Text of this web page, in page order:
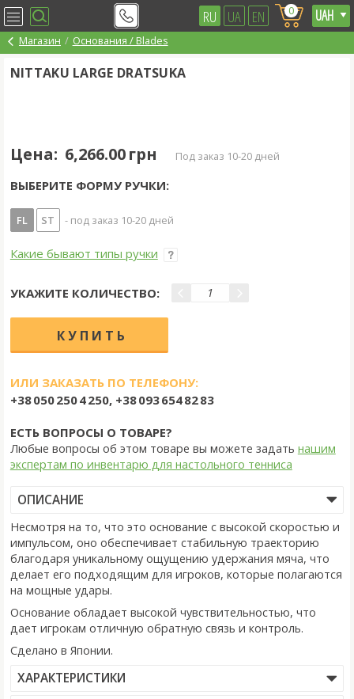
RU UA EN 0
Магазин Основания / Blades
NITTAKU LARGE DRATSUKA
Цена: 6,266.00 грн под заказ 10-20 дней
ВЫБЕРИТЕ ФОРМУ РУЧКИ:
FL ST - под заказ 10-20 дней
Какие бывают типы ручки
УКАЖИТЕ КОЛИЧЕСТВО:
ИЛИ ЗАКАЗАТЬ ПО ТЕЛЕФОНУ:
+38 050 250 4 250, +38 093 654 82 83
ЕСТЬ ВОПРОСЫ О ТОВАРЕ?
Любые вопросы об этом товаре вы можете задать нашим
экспертам по инвентарю для настольного тенниса
ОПИСАНИЕ
Несмотря на то, что это основание с высокой скоростью и
импульсом, оно обеспечивает стабильную траекторию
благодаря уникальному ощущению удержания мяча, что
делает его подходящим для игроков, которые полагаются
на мощные удары.
Основание обладает высокой чувствительностью, что
дает игрокам отличную обратную связь и контроль.
Сделано в Японии.
ХАРАКТЕРИСТИКИ